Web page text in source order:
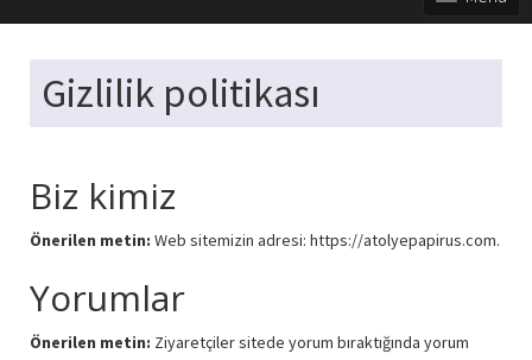
Gizlilik politikası
Biz kimiz
Önerilen metin: Web sitemizin adresi: https://atolyepapirus.com.
Yorumlar
Önerilen metin: Ziyaretçiler sitede yorum bıraktığında yorum